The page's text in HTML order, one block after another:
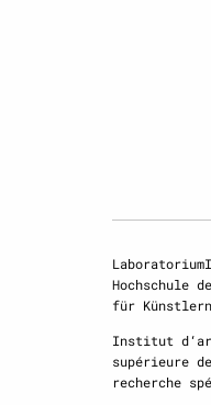
Hochschule
für
Institut
supérieure
recherche